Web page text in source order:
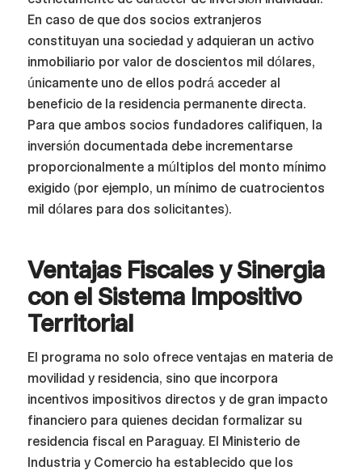
En caso de que dos socios extranjeros
constituyan una sociedad y adquieran un activo
inmobiliario por valor de doscientos mil dólares,
únicamente uno de ellos podrá acceder al
beneficio de la residencia permanente directa.
Para que ambos socios fundadores califiquen, la
inversión documentada debe incrementarse
proporcionalmente a múltiplos del monto mínimo
exigido (por ejemplo, un mínimo de cuatrocientos
mil dólares para dos solicitantes).
Ventajas Fiscales y Sinergia
con el Sistema Impositivo
Territorial
El programa no solo ofrece ventajas en materia de
movilidad y residencia, sino que incorpora
incentivos impositivos directos y de gran impacto
financiero para quienes decidan formalizar su
residencia fiscal en Paraguay. El Ministerio de
Industria y Comercio ha establecido que los